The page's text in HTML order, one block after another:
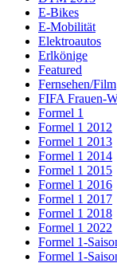
E-Bikes
E-Mobilität
Elektroautos
Erlkönige
Featured
Fernsehen/Film
FIFA Frauen-
Formel 1
Formel 1 2012
Formel 1 2013
Formel 1 2014
Formel 1 2015
Formel 1 2016
Formel 1 2017
Formel 1 2018
Formel 1 2022
Formel 1-
Formel 1-